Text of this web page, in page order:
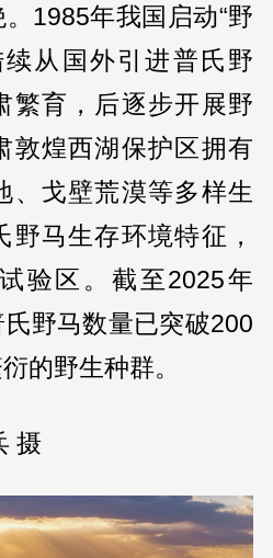
1985年我国启动“野
从国外引进普氏野
繁育，后逐步开展野
敦煌西湖保护区拥有
、戈壁荒漠等多样生
马生存环境特征，
验区。截至2025年
野马数量已突破200
的野生种群。
摄